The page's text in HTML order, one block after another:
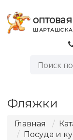
оптовая
Фляжки
Главная
Посуда и